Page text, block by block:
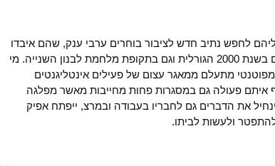
לחפש נתיב חדש לציבור בוחרים ערבי ענק, שהם איבדו
כל קשר עימו בשל תמיכתם בעבודה גם בשנת 2000 הגורלית וגם בתקופת מלחמת לבנון השנייה. מי
מתעלם ממאגר עצום של פעילים אינטליגנטים
איתם פעולה גם במסגרות פחות מחייבות מאשר מפלגה
את הדברים גם לחבריו בעבודה ובמרצ, ייפתח אפיק
ולעשות לביתו.